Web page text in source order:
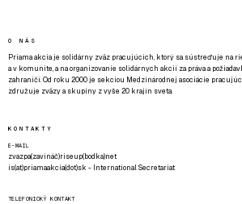
O NÁS
Priama akcia je solidárny zväz pracujúcich, ktorý sa sústreďuje na
a v komunite, a na organizovanie solidárnych akcií za práva a
zahraničí. Od roku 2000 je sekciou Medzinárodnej asociácie
združuje zväzy a skupiny z vyše 20 krajín sveta.
KONTAKTY
E-MAIL
zvazpa(zavináč)riseup(bodka)net
is(at)priamaakcia(dot)sk - International Secretariat
TELEFONICKÝ KONTAKT